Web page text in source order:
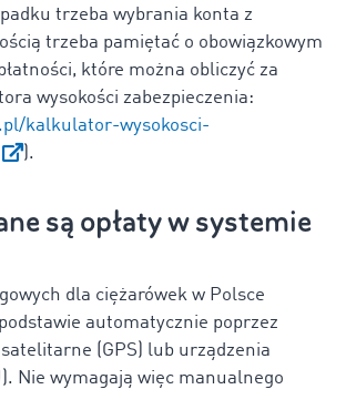
trzeba wybrania konta z
trzeba pamiętać o obowiązkowym
które można obliczyć za
wysokości zabezpieczenia:
kalkulator-wysokosci-
).
są opłaty w systemie
dla ciężarówek w Polsce
automatycznie poprzez
(GPS) lub urządzenia
Nie wymagają więc manualnego